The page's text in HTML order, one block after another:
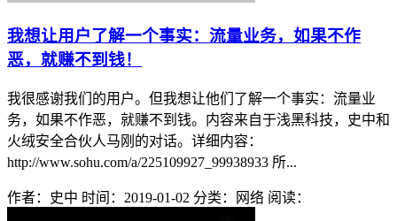
我想让用户了解一个事实：流量业务，如果不作
恶，就赚不到钱！
我很感谢我们的用户。但我想让他们了解一个事实：流量业
务，如果不作恶，就赚不到钱。内容来自于浅黑科技，史中和
火绒安全合伙人马刚的对话。详细内容：
http://www.sohu.com/a/225109927_99938933 所...
作者：史中 时间：2019-01-02 分类：网络 阅读：